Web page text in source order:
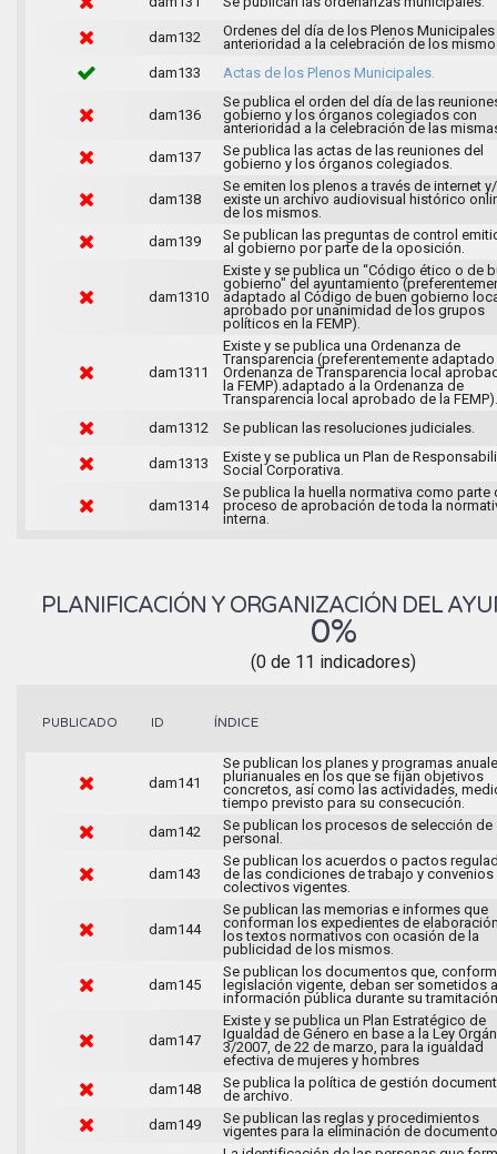
dam132
Ordenes del día de los Plenos
anterioridad a la celebración de los
dam133
Actas de los Plenos Municipales.
dam136
Se publica el orden del día de las
gobierno y los órganos colegiados con
anterioridad a la celebración de las
dam137
Se publica las actas de las reuniones del
gobierno y los órganos colegiados.
dam138
Se emiten los plenos a través de internet
existe un archivo audiovisual histórico
de los mismos.
dam139
Se publican las preguntas de control
al gobierno por parte de la oposición.
dam1310
Existe y se publica un “Código ético o de
gobierno" del ayuntamiento
adaptado al Código de buen gobierno
aprobado por unanimidad de los grupos
políticos en la FEMP).
dam1311
Existe y se publica una Ordenanza de
Transparencia (preferentemente adaptado
Ordenanza de Transparencia local
la FEMP).adaptado a la Ordenanza de
Transparencia local aprobado de la FEMP).
dam1312
Se publican las resoluciones judiciales.
dam1313
Existe y se publica un Plan de
Social Corporativa.
dam1314
Se publica la huella normativa como parte
proceso de aprobación de toda la
interna.
PLANIFICACIÓN Y ORGANIZACIÓN DEL
0%
(0 de 11 indicadores)
PUBLICADO ID ÍNDICE
dam141
Se publican los planes y programas
plurianuales en los que se fijan objetivos
concretos, así como las actividades,
tiempo previsto para su consecución.
dam142
Se publican los procesos de selección de
personal.
dam143
Se publican los acuerdos o pactos
de las condiciones de trabajo y convenios
colectivos vigentes.
dam144
Se publican las memorias e informes que
conforman los expedientes de
los textos normativos con ocasión de la
publicidad de los mismos.
dam145
Se publican los documentos que,
legislación vigente, deban ser sometidos a
información pública durante su
dam147
Existe y se publica un Plan Estratégico de
Igualdad de Género en base a la Ley
3/2007, de 22 de marzo, para la igualdad
efectiva de mujeres y hombres
dam148
Se publica la política de gestión
de archivo.
dam149
Se publican las reglas y procedimientos
vigentes para la eliminación de